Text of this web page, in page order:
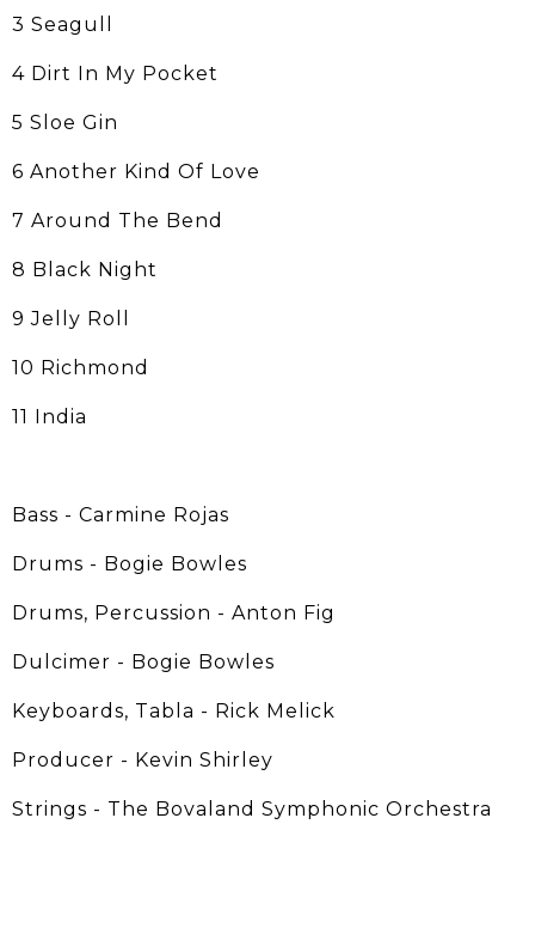
3 Seagull
4 Dirt In My Pocket
5 Sloe Gin
6 Another Kind Of Love
7 Around The Bend
8 Black Night
9 Jelly Roll
10 Richmond
11 India
Bass - Carmine Rojas
Drums - Bogie Bowles
Drums, Percussion - Anton Fig
Dulcimer - Bogie Bowles
Keyboards, Tabla - Rick Melick
Producer - Kevin Shirley
Strings - The Bovaland Symphonic Orchestra